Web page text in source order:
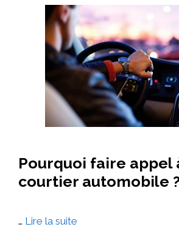
Pourquoi faire appel
courtier automobile
… Lire la suite